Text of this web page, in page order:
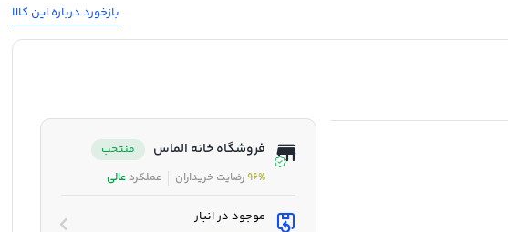
بازخورد درباره این کالا
فروشگاه خانه الماس
منتخب
96%رضایت خریداران عملکردعالی
موجود در انبار